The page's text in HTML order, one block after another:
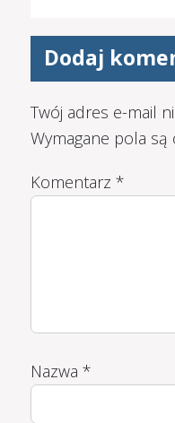
Dodaj
Twój adres e-mail
Wymagane pola są
Komentarz *
Nazwa *